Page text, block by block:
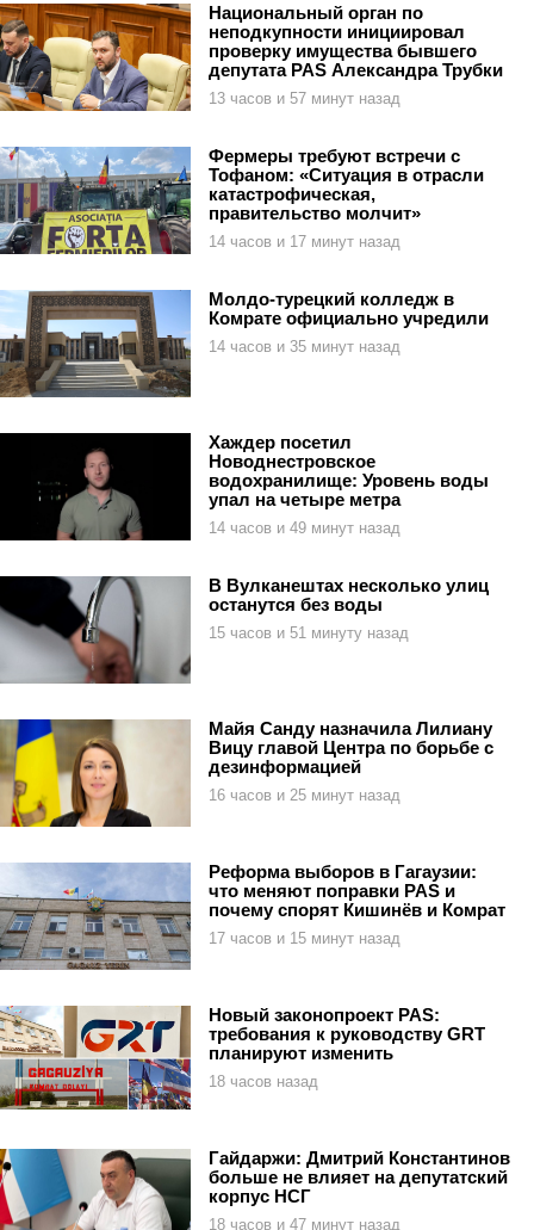
Национальный орган по
неподкупности инициировал
проверку имущества бывшего
депутата PAS Александра Трубки
13 часов и 57 минут назад
Фермеры требуют встречи с
Тофаном: «Ситуация в отрасли
катастрофическая,
правительство молчит»
14 часов и 17 минут назад
Молдо-турецкий колледж в
Комрате официально учредили
14 часов и 35 минут назад
Хаждер посетил
Новоднестровское
водохранилище: Уровень воды
упал на четыре метра
14 часов и 49 минут назад
В Вулканештах несколько улиц
останутся без воды
15 часов и 51 минуту назад
Майя Санду назначила Лилиану
Вицу главой Центра по борьбе с
дезинформацией
16 часов и 25 минут назад
Реформа выборов в Гагаузии:
что меняют поправки PAS и
почему спорят Кишинёв и Комрат
17 часов и 15 минут назад
Новый законопроект PAS:
требования к руководству GRT
планируют изменить
18 часов назад
Гайдаржи: Дмитрий Константинов
больше не влияет на депутатский
корпус НСГ
18 часов и 47 минут назад